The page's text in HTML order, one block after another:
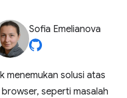
Sofia Emelianova
menemukan solusi atas
seperti masalah